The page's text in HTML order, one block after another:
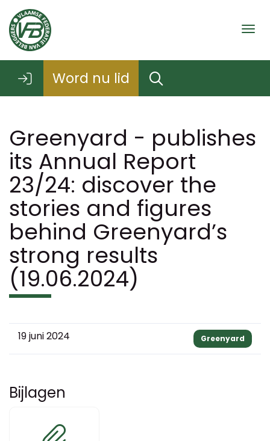
Word nu lid
Greenyard - publishes
its Annual Report
23/24: discover the
stories and figures
behind Greenyard’s
strong results
(19.06.2024)
19 juni 2024 Greenyard
Bijlagen